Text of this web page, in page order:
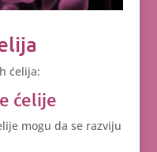
ćelija:
ćelije
mogu da se razviju